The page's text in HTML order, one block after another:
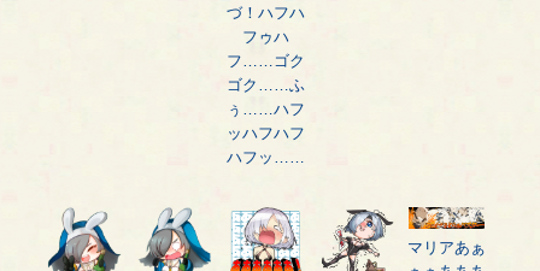
づ！ハフハ
フゥハ
フ……ゴク
ゴク……ふ
ぅ……ハフ
ッハフハフ
ハフッ……
マリアあぁ